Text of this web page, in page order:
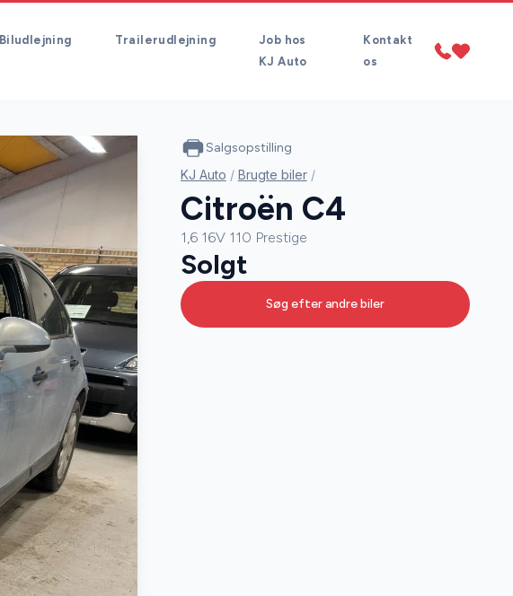
Biludlejning Trailerudlejning
Job hos
KJ Auto
Kontakt
os
Salgsopstilling
KJ Auto / Brugte biler /
Citroën C4
1,6 16V 110 Prestige
Solgt
Søg efter andre biler